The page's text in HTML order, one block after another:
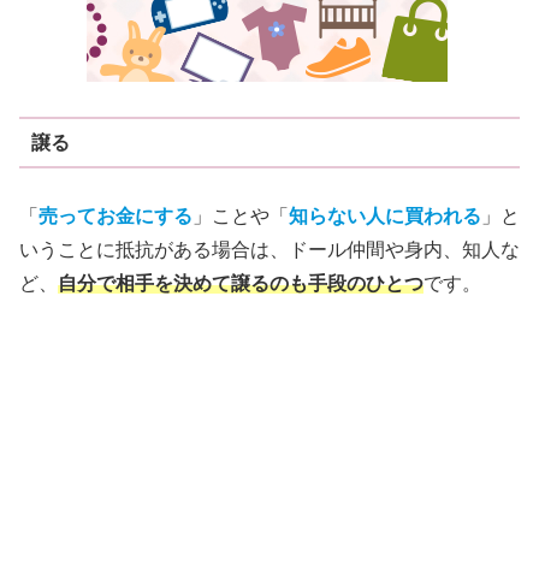
譲る
「 売ってお金にする 」ことや「 知らない人に買われる 」と
いうことに抵抗がある場合は、ドール仲間や身内、知人な
ど、 自分で相手を決めて譲るのも手段のひとつです。